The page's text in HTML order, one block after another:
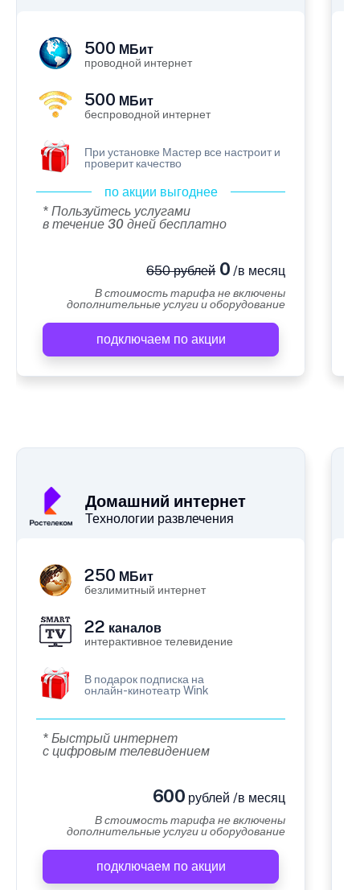
500 МБит
проводной интернет
500 МБит
беспроводной интернет
При установке Мастер все настроит и
проверит качество
по акции выгоднее
* Пользуйтесь услугами
в течение 30 дней бесплатно
650 рублей0 /в месяц
В стоимость тарифа не включены
дополнительные услуги и оборудование
подключаем по акции
Домашний интернет
Технологии развлечения
250 МБит
безлимитный интернет
22 каналов
интерактивное телевидение
В подарок подписка на
онлайн-кинотеатр Wink
* Быстрый интернет
с цифровым телевидением
600 рублей /в месяц
В стоимость тарифа не включены
дополнительные услуги и оборудование
подключаем по акции